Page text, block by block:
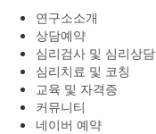
연구소소개
상담예약
심리검사 및 심리상담
심리치료 및 코칭
교육 및 자격증
커뮤니티
네이버 예약